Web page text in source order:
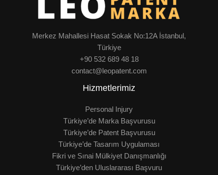
Merkez Mahallesi Hasat Sokak No:12A İstanbul,
Türkiye
+90 532 689 48 18
contact@leopatent.com
Hizmetlerimiz
Personal Injury
Türkiye’de Marka Başvurusu
Türkiye’de Patent Başvurusu
Türkiye’de Tasarım Uygulaması
Fikri ve Sınai Mülkiyet Danışmanlığı
Türkiye’den Uluslararası Başvuru